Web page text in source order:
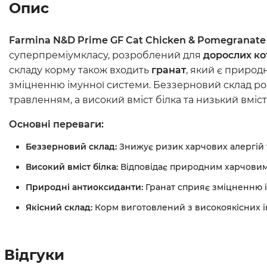
Опис
Farmina N&D Prime GF Cat Chicken &
суперпреміумкласу, розроблений для дорослих
складу корму також входить гранат, який є
зміцненню імунної системи. Беззерновий склад
травленням, а високий вміст білка та низький
Основні переваги:
Беззерновий склад: Знижує ризик харчових алергій
Високий вміст білка: Відповідає природним
Природні антиоксиданти: Гранат сприяє зміцненню
Якісний склад: Корм виготовлений з високоякісних
Відгуки